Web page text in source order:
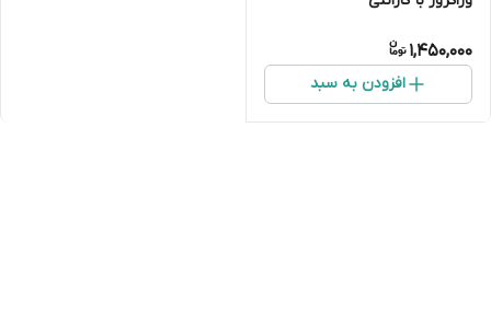
1,450,000
افزودن به سبد